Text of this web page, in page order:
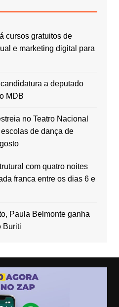
cursos gratuitos de
e marketing digital para
a deputado
MDB
no Teatro Nacional
de dança de
com quatro noites
franca entre os dias 6 e
Paula Belmonte ganha
Buriti